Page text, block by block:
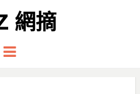
網摘
Menu